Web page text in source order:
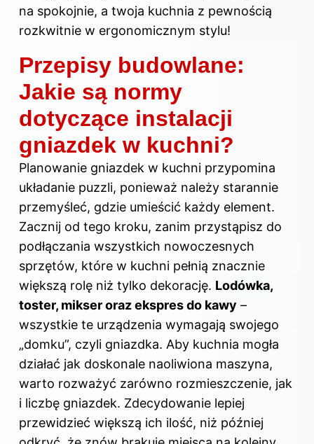
na spokojnie, a twoja kuchnia z pewnością
rozkwitnie w ergonomicznym stylu!
Przepisy budowlane:
Jakie są normy
dotyczące instalacji
gniazdek w kuchni?
Planowanie gniazdek w kuchni przypomina
układanie puzzli, ponieważ należy starannie
przemyśleć, gdzie umieścić każdy element.
Zacznij od tego kroku, zanim przystąpisz do
podłączania wszystkich nowoczesnych
sprzętów, które w kuchni pełnią znacznie
większą rolę niż tylko dekorację. Lodówka,
toster, mikser oraz ekspres do kawy –
wszystkie te urządzenia wymagają swojego
„domku”, czyli gniazdka. Aby kuchnia mogła
działać jak doskonale naoliwiona maszyna,
warto rozważyć zarówno rozmieszczenie, jak
i liczbę gniazdek. Zdecydowanie lepiej
przewidzieć większą ich ilość, niż później